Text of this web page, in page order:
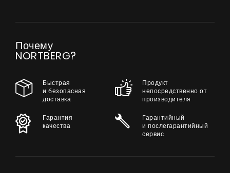
Почему
NORTBERG?
Быстрая
и безопасная
доставка
Продукт
непосредственно от
производителя
Гарантия
качества
Гарантийный
и послегарантийный
сервис